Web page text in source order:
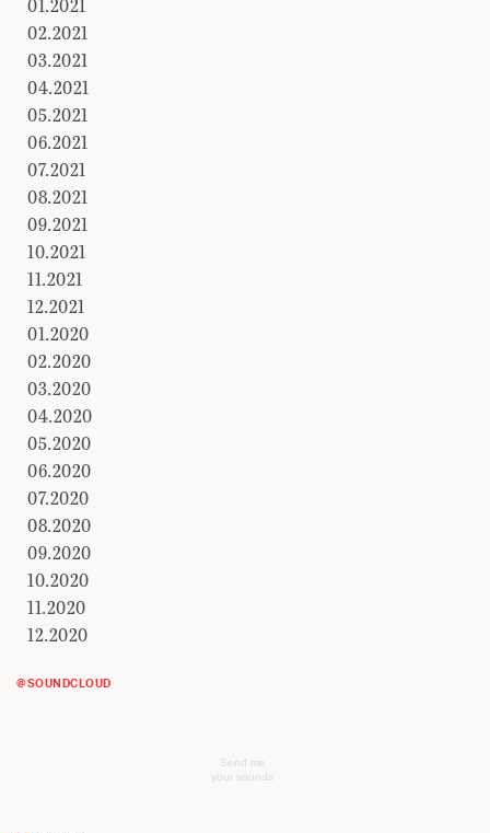
02.2021
03.2021
04.2021
05.2021
06.2021
07.2021
08.2021
09.2021
10.2021
11.2021
12.2021
01.2020
02.2020
03.2020
04.2020
05.2020
06.2020
07.2020
08.2020
09.2020
10.2020
11.2020
12.2020
@SOUNDCLOUD
Send me
your sounds